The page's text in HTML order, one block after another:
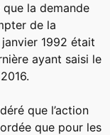
que la demande
de la
1992 était
ayant saisi le
que l’action
que pour les